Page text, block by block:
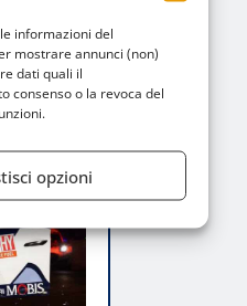
informazioni del
mostrare annunci (non)
dati quali il
consenso o la revoca del
opzioni